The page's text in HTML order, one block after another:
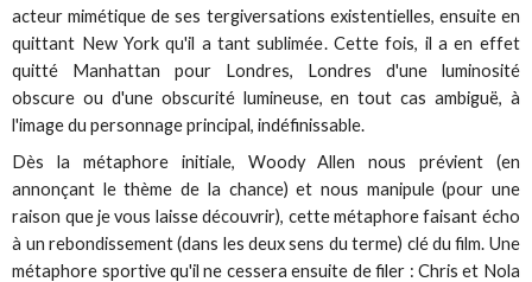
acteur mimétique de ses tergiversations existentielles, ensuite en
quittant New York qu'il a tant sublimée. Cette fois, il a en effet
quitté Manhattan pour Londres, Londres d'une luminosité
obscure ou d'une obscurité lumineuse, en tout cas ambiguë, à
l'image du personnage principal, indéfinissable.
Dès la métaphore initiale, Woody Allen nous prévient (en
annonçant le thème de la chance) et nous manipule (pour une
raison que je vous laisse découvrir), cette métaphore faisant écho
à un rebondissement (dans les deux sens du terme) clé du film. Une
métaphore sportive qu'il ne cessera ensuite de filer : Chris et Nola